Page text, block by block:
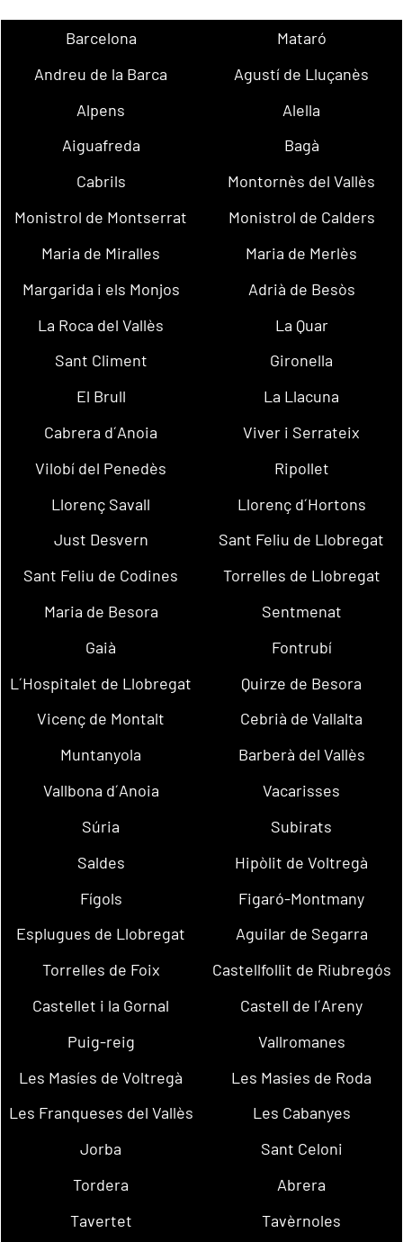
Barcelona
Mataró
Andreu de la Barca
Agustí de Lluçanès
Alpens
Alella
Aiguafreda
Bagà
Cabrils
Montornès del Vallès
Monistrol de Montserrat
Monistrol de Calders
Maria de Miralles
Maria de Merlès
Margarida i els Monjos
Adrià de Besòs
La Roca del Vallès
La Quar
Sant Climent
Gironella
El Brull
La Llacuna
Cabrera d´Anoia
Viver i Serrateix
Vilobí del Penedès
Ripollet
Llorenç Savall
Llorenç d´Hortons
Just Desvern
Sant Feliu de Llobregat
Sant Feliu de Codines
Torrelles de Llobregat
Maria de Besora
Sentmenat
Gaià
Fontrubí
L´Hospitalet de Llobregat
Quirze de Besora
Vicenç de Montalt
Cebrià de Vallalta
Muntanyola
Barberà del Vallès
Vallbona d´Anoia
Vacarisses
Súria
Subirats
Saldes
Hipòlit de Voltregà
Fígols
Figaró-Montmany
Esplugues de Llobregat
Aguilar de Segarra
Torrelles de Foix
Castellfollit de Riubregós
Castellet i la Gornal
Castell de l´Areny
Puig-reig
Vallromanes
Les Masíes de Voltregà
Les Masies de Roda
Les Franqueses del Vallès
Les Cabanyes
Jorba
Sant Celoni
Tordera
Abrera
Tavertet
Tavèrnoles